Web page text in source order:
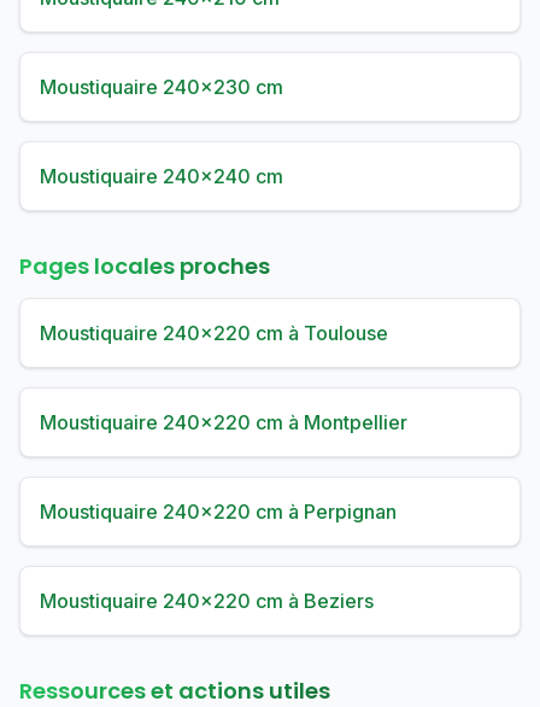
Moustiquaire 240×230 cm
Moustiquaire 240×240 cm
Pages locales proches
Moustiquaire 240×220 cm à Toulouse
Moustiquaire 240×220 cm à Montpellier
Moustiquaire 240×220 cm à Perpignan
Moustiquaire 240×220 cm à Beziers
Ressources et actions utiles